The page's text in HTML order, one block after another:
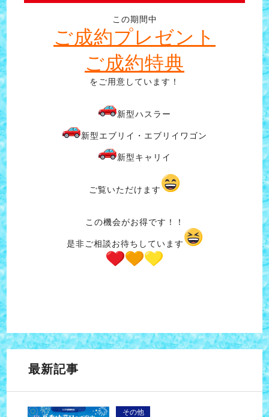
この期間中
ご成約プレゼント
ご成約特典
をご用意しています！
新型ハスラー
新型エブリイ・エブリイワゴン
新型キャリイ
ご覧いただけます
この機会がお得です！！
是非ご相談お待ちしています
最新記事
その他